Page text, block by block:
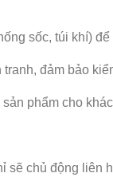
sốc, túi khí)
đảm bảo
phẩm cho
chủ động liên